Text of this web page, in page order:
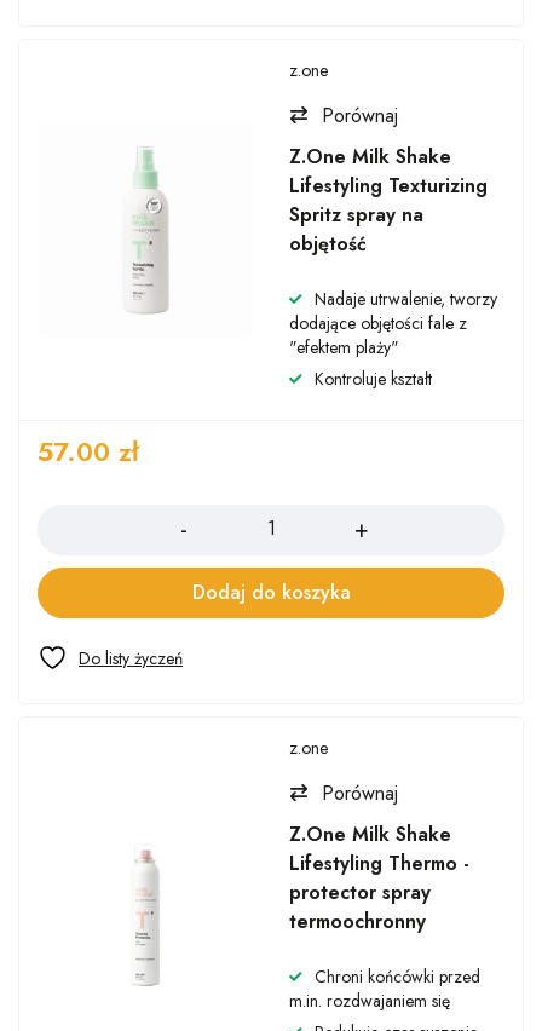
z.one
Porównaj
Z.One Milk Shake
Lifestyling Texturizing
Spritz spray na
objętość
Nadaje utrwalenie, tworzy
dodające objętości fale z
"efektem plaży"
Kontroluje kształt
57.00 zł
Dodaj do koszyka
z.one
Porównaj
Z.One Milk Shake
Lifestyling Thermo -
protector spray
termoochronny
Chroni końcówki przed
m.in. rozdwajaniem się